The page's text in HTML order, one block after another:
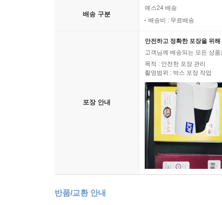
배송 구분
예스24 배송
배송비 : 무료배송
포장 안내
안전하고 정확한 포장을 위
고객님께 배송되는 모든 상
목적 : 안전한 포장 관리
촬영범위 : 박스 포장 작업
반품/교환 안내